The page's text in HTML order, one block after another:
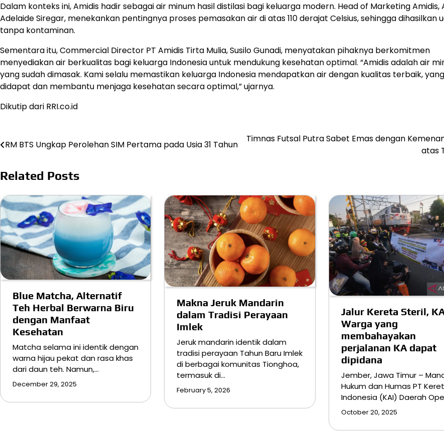
Dalam konteks ini, Amidis hadir sebagai air minum hasil distilasi bagi keluarga modern. Head of Marketing Amidis,
Adelaide Siregar, menekankan pentingnya proses pemasakan air di atas 110 derajat Celsius, sehingga dihasilkan
tanpa kontaminan.
Sementara itu, Commercial Director PT Amidis Tirta Mulia, Susilo Gunadi, menyatakan pihaknya berkomitmen
menyediakan air berkualitas bagi keluarga Indonesia untuk mendukung kesehatan optimal. “Amidis adalah air
yang sudah dimasak. Kami selalu memastikan keluarga Indonesia mendapatkan air dengan kualitas terbaik,
didapat dan membantu menjaga kesehatan secara optimal,” ujarnya.
Dikutip dari RRI.co.id
Post
RM BTS Ungkap Perolehan SIM Pertama pada Usia 31 Tahun
Timnas Futsal Putra Sabet Emas dengan
atas
Related Posts
Blue Matcha, Alternatif
Teh Herbal Berwarna Biru
dengan Manfaat
Kesehatan
Matcha selama ini identik dengan
warna hijau pekat dan rasa khas
dari daun teh. Namun,…
December 29, 2025
Makna Jeruk Mandarin
dalam Tradisi Perayaan
Imlek
Jeruk mandarin identik dalam
tradisi perayaan Tahun Baru Imlek
di berbagai komunitas Tionghoa,
termasuk di…
February 5, 2026
Jalur Kereta Steril,
Warga yang
membahayakan
perjalanan KA dapat
dipidana
Jember, Jawa Timur –
Hukum dan Humas PT
Indonesia (KAI) Daerah
October 20, 2025